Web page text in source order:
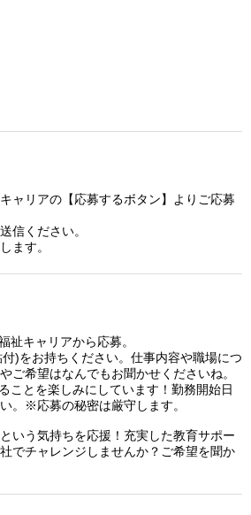
ャリアの【応募するボタン】よりご応募
信ください。
ます。
祉キャリアから応募。
付)をお持ちください。仕事内容や職場につ
ご希望はなんでもお聞かせくださいね。
ことを楽しみにしています！勤務開始日
。※応募の秘密は厳守します。
いう気持ちを応援！充実した教育サポー
でチャレンジしませんか？ご希望を聞か